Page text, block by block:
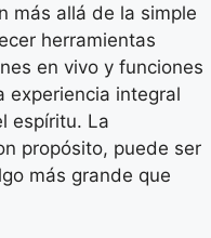
más allá de la simple
herramientas
en vivo y funciones
experiencia integral
espíritu. La
propósito, puede ser
más grande que